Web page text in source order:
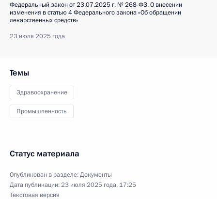
Федеральный закон от 23.07.2025 г. № 268-ФЗ. О внесении
изменения в статью 4 Федерального закона «Об обращении
лекарственных средств»
23 июля 2025 года
Темы
Здравоохранение
Промышленность
Статус материала
Опубликован в разделе:Документы
Дата публикации:23 июля 2025 года, 17:25
Текстовая версия